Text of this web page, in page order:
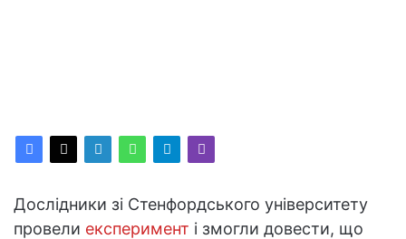
Дослідники зі Стенфордського університету
провели експеримент і змогли довести, що